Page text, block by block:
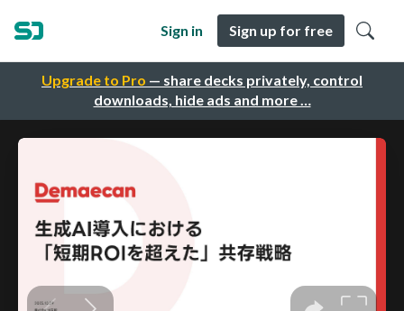
Upgrade to Pro — share decks privately, control
downloads, hide ads and more …
Sign in Sign up for free